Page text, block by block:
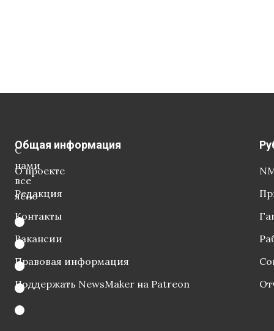
С
нами
все
ясно
Общая информация
О проекте
Редакция
Контакты
Вакансии
Правовая информация
Поддержать NewsMaker на Patreon